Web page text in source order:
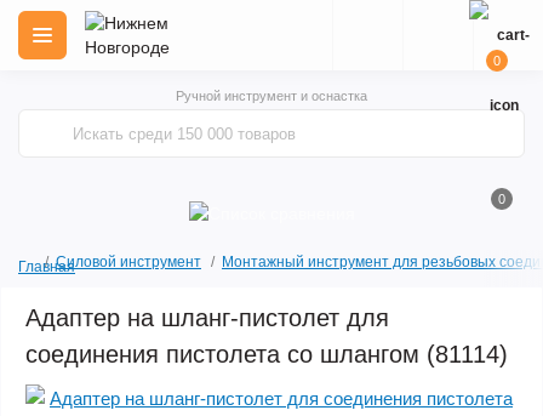
Ручной инструмент и оснастка
0
0
ГлавнаяСиловой инструмент Монтажный инструмент для резьбовых
Адаптер на шланг-пистолет для
соединения пистолета со шлангом (81114)